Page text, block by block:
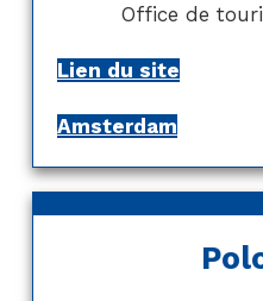
Office de
Lien du site
Amsterdam